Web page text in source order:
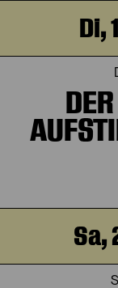
Di,
Sa,